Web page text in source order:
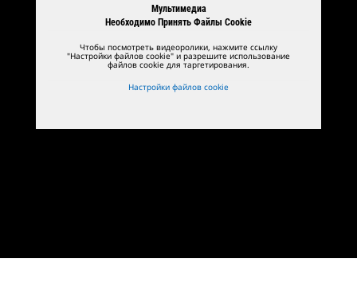
Мультимедиа
Необходимо Принять Файлы Cookie
Чтобы посмотреть видеоролики, нажмите ссылку
"Настройки файлов cookie" и разрешите использование
файлов cookie для таргетирования.
Настройки файлов cookie